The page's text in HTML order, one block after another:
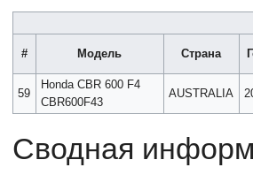
навигации
поиску
# Модель Страна
59
Honda CBR 600 F4
CBR600F43
AUSTRALIA
Сводная